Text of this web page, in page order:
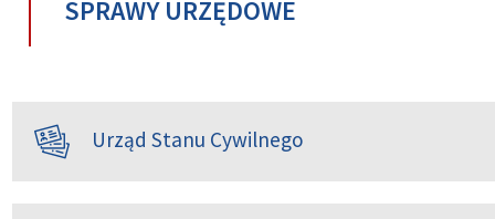
SPRAWY URZĘDOWE
Urząd Stanu Cywilnego